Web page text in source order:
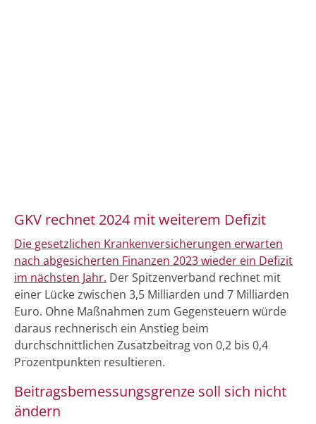
GKV rechnet 2024 mit weiterem Defizit
Die gesetzlichen Krankenversicherungen erwarten
nach abgesicherten Finanzen 2023 wieder ein Defizit
im nächsten Jahr. Der Spitzenverband rechnet mit
einer Lücke zwischen 3,5 Milliarden und 7 Milliarden
Euro. Ohne Maßnahmen zum Gegensteuern würde
daraus rechnerisch ein Anstieg beim
durchschnittlichen Zusatzbeitrag von 0,2 bis 0,4
Prozentpunkten resultieren.
Beitragsbemessungsgrenze soll sich nicht
ändern